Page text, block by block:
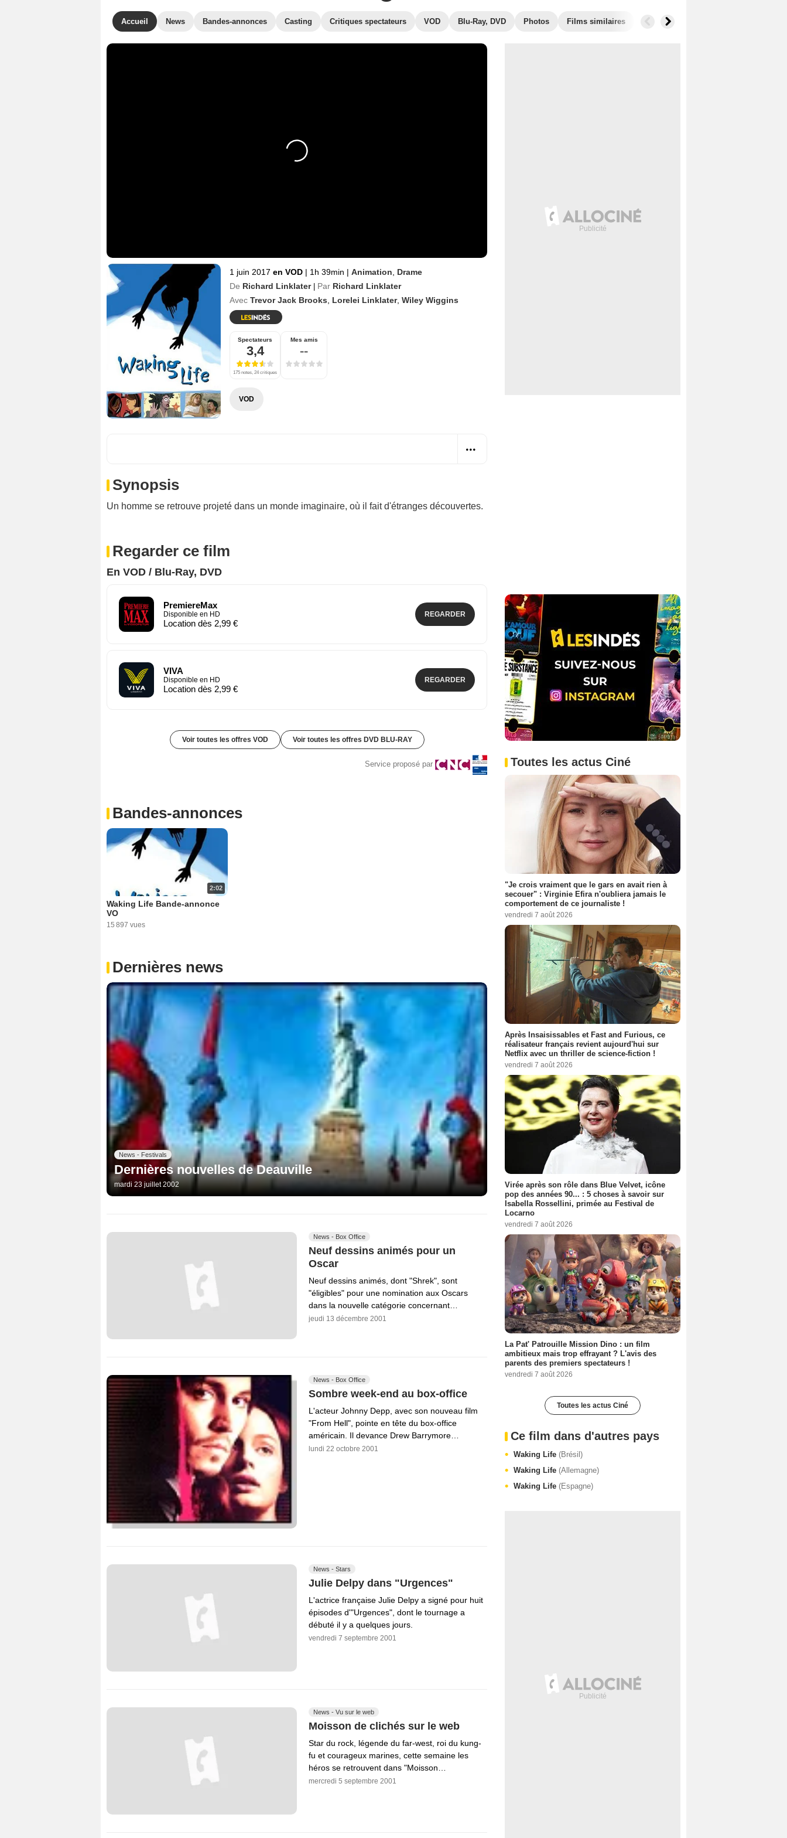
Accueil News Bandes-annonces Casting Critiques spectateurs VOD Blu-Ray, DVD Photos Films similaires
1 juin 2017 en VOD | 1h 39min | Animation
Drame
De Richard Linklater | Par Richard Linklater
Avec Trevor Jack Brooks Lorelei Linklater, Wiley Wiggins
Spectateurs
3,4
175 notes, 24 critiques
Mes amis
--
VOD
Synopsis
Un homme se retrouve projeté dans un monde imaginaire, où il fait d'étranges découvertes.
Regarder ce film
En VOD / Blu-Ray, DVD
PremiereMax
Disponible en HD
Location dès 2,99 €
REGARDER
VIVA
Disponible en HD
Location dès 2,99 €
REGARDER
Voir toutes les offres VOD Voir toutes les offres DVD BLU-RAY
Service proposé par
Bandes-annonces
2:02
Waking Life Bande-annonce
VO
15 897 vues
Dernières news
News - Festivals
Dernières nouvelles de Deauville
mardi 23 juillet 2002
News - Box Office
Neuf dessins animés pour un
Oscar
Neuf dessins animés, dont "Shrek", sont
"éligibles" pour une nomination aux Oscars
dans la nouvelle catégorie concernant…
jeudi 13 décembre 2001
News - Box Office
Sombre week-end au box-office
L'acteur Johnny Depp, avec son nouveau film
"From Hell", pointe en tête du box-office
américain. Il devance Drew Barrymore…
lundi 22 octobre 2001
News - Stars
Julie Delpy dans "Urgences"
L'actrice française Julie Delpy a signé pour huit
épisodes d'"Urgences", dont le tournage a
débuté il y a quelques jours.
vendredi 7 septembre 2001
News - Vu sur le web
Moisson de clichés sur le web
Star du rock, légende du far-west, roi du kung-
fu et courageux marines, cette semaine les
héros se retrouvent dans "Moisson…
mercredi 5 septembre 2001
Toutes les actus Ciné
"Je crois vraiment que le gars en avait rien à
secouer" : Virginie Efira n'oubliera jamais le
comportement de ce journaliste !
vendredi 7 août 2026
Après Insaisissables et Fast and Furious, ce
réalisateur français revient aujourd'hui sur
Netflix avec un thriller de science-fiction !
vendredi 7 août 2026
Virée après son rôle dans Blue Velvet, icône
pop des années 90... : 5 choses à savoir sur
Isabella Rossellini, primée au Festival de
Locarno
vendredi 7 août 2026
La Pat' Patrouille Mission Dino : un film
ambitieux mais trop effrayant ? L'avis des
parents des premiers spectateurs !
vendredi 7 août 2026
Toutes les actus Ciné
Ce film dans d'autres pays
Waking Life (Brésil)
Waking Life (Allemagne)
Waking Life (Espagne)